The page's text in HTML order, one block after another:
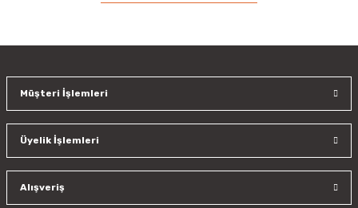
Ürün açıklamasında eksik bilgiler bulunuyor.
Ürün bilgilerinde hatalar bulunuyor.
3.799,99 TL
Müşteri İşlemleri
Üyelik İşlemleri
Alışveriş